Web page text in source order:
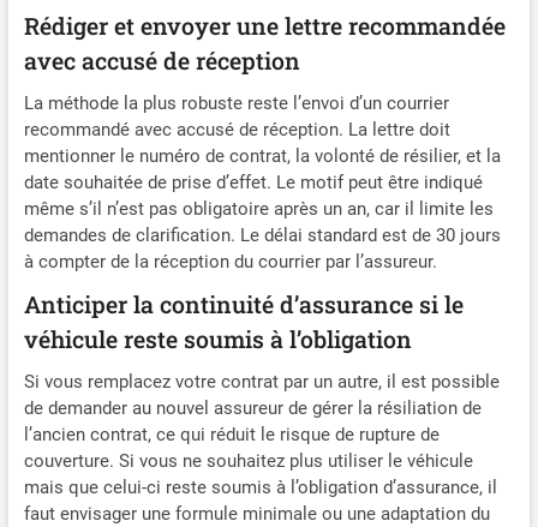
Rédiger et envoyer une lettre recommandée
avec accusé de réception
La méthode la plus robuste reste l’envoi d’un courrier
recommandé avec accusé de réception. La lettre doit
mentionner le numéro de contrat, la volonté de résilier, et la
date souhaitée de prise d’effet. Le motif peut être indiqué
même s’il n’est pas obligatoire après un an, car il limite les
demandes de clarification. Le délai standard est de 30 jours
à compter de la réception du courrier par l’assureur.
Anticiper la continuité d’assurance si le
véhicule reste soumis à l’obligation
Si vous remplacez votre contrat par un autre, il est possible
de demander au nouvel assureur de gérer la résiliation de
l’ancien contrat, ce qui réduit le risque de rupture de
couverture. Si vous ne souhaitez plus utiliser le véhicule
mais que celui-ci reste soumis à l’obligation d’assurance, il
faut envisager une formule minimale ou une adaptation du